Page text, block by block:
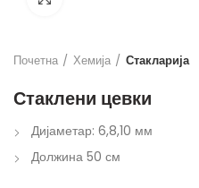
Почетна Хемија Стакларија
Стаклени цевки
Дијаметар: 6,8,10 мм
Должина 50 см